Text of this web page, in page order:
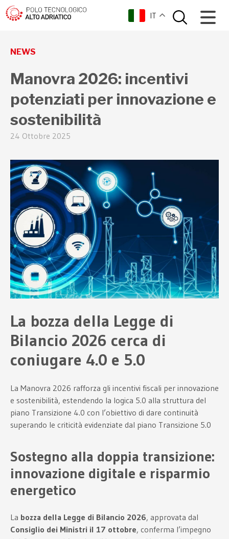
IT
torna indietro
NEWS
Manovra 2026: incentivi
potenziati per innovazione e
sostenibilità
24 Ottobre 2025
La bozza della Legge di
Bilancio 2026 cerca di
coniugare 4.0 e 5.0
La Manovra 2026 rafforza gli incentivi fiscali per innovazione
e sostenibilità, estendendo la logica 5.0 alla struttura del
piano Transizione 4.0 con l’obiettivo di dare continuità
superando le criticità evidenziate dal piano Transizione 5.0
Sostegno alla doppia transizione:
innovazione digitale e risparmio
energetico
La bozza della Legge di Bilancio 2026, approvata dal
Consiglio dei Ministri il 17 ottobre, conferma l’impegno